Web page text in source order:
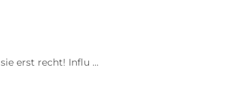
erst recht! Influ ...